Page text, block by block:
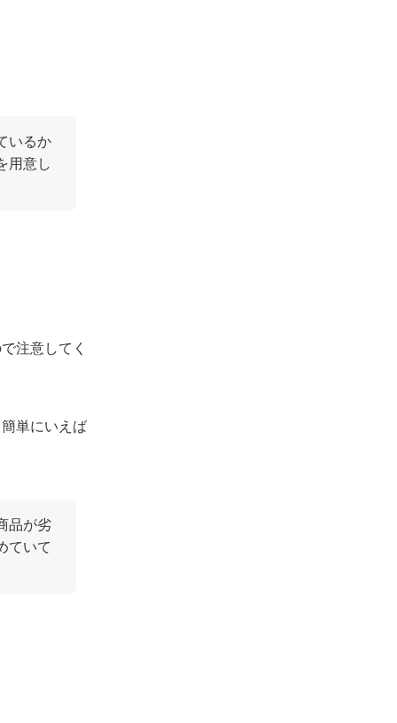
いるか
用意し
注意してく
単にいえば
品が劣
ていて